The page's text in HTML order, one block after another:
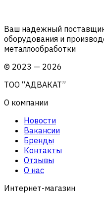
Ваш надежный
оборудования и
металлообработки
© 2023 — 2026
ТОО “АДВАКАТ”
О компании
Новости
Вакансии
Бренды
Контакты
Отзывы
О нас
Интернет-магазин